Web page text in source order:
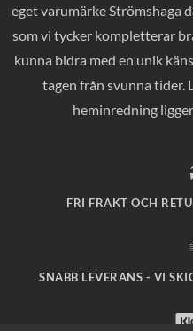
eget varumärke Strömshaga
som vi tycker kompletterar
kunna bidra med en unik
tagen från svunna tider.
heminredning
FRI FRAKT OCH
SNABB LEVERANS - VI